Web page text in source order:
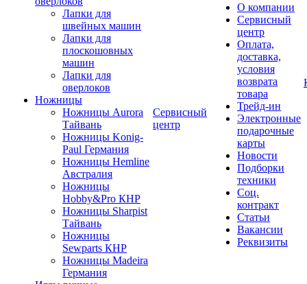
Лапки для
швейных машин
Лапки для
плоскошовных
машин
Лапки для
оверлоков
Ножницы
Ножницы Aurora
Тайвань
Ножницы Konig-
Paul Германия
Ножницы Hemline
Австралия
Ножницы
Hobby&Pro КНР
Ножницы Sharpist
Тайвань
Ножницы
Sewparts КНР
Ножницы Madeira
Германия
Сервисный
центр
О компании
Сервисный
центр
Оплата,
доставка,
условия
возврата
товара
Трейд-ин
Электронные
подарочные
карты
Новости
Подборки
техники
Соц.
контракт
Статьи
Вакансии
Реквизиты